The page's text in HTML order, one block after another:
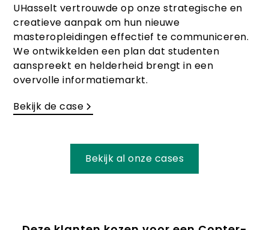
UHasselt vertrouwde op onze strategische en
creatieve aanpak om hun nieuwe
masteropleidingen effectief te communiceren.
We ontwikkelden een plan dat studenten
aanspreekt en helderheid brengt in een
overvolle informatiemarkt.
Bekijk de case
Bekijk al onze cases